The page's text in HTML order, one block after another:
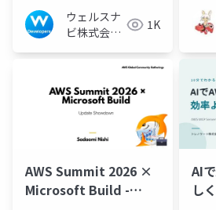
ウェルスナ
ビ株式会社
1K
AWS Summit 2026 ×
Microsoft Build -
AI
し